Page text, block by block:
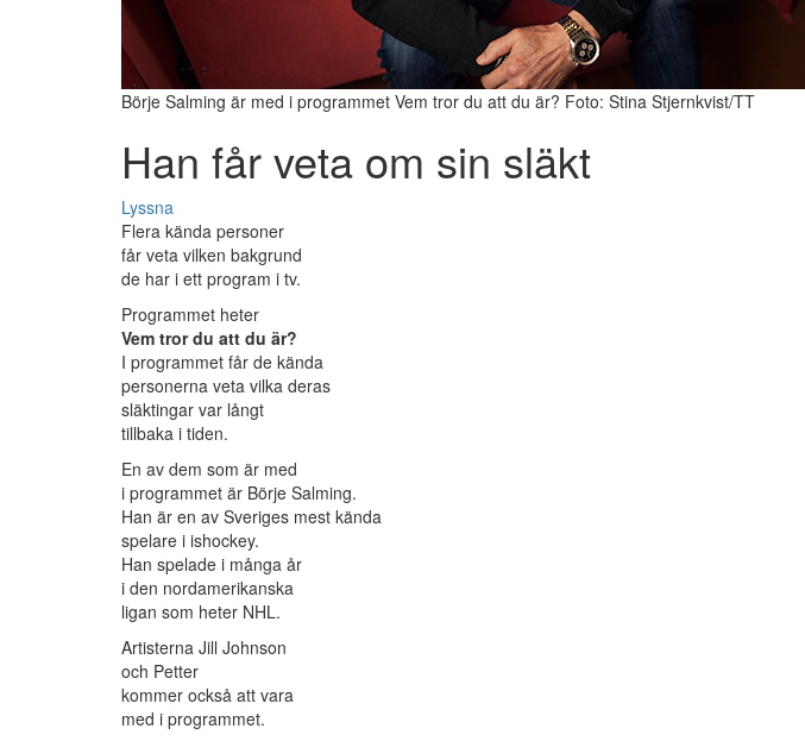
Börje Salming är med i programmet Vem tror du att du är? Foto: Stina Stjernkvist/TT
Han får veta om sin släkt
Lyssna
Flera kända personer
får veta vilken bakgrund
de har i ett program i tv.
Programmet heter
Vem tror du att du är?
I programmet får de kända
personerna veta vilka deras
släktingar var långt
tillbaka i tiden.
En av dem som är med
i programmet är Börje Salming.
Han är en av Sveriges mest kända
spelare i ishockey.
Han spelade i många år
i den nordamerikanska
ligan som heter NHL.
Artisterna Jill Johnson
och Petter
kommer också att vara
med i programmet.